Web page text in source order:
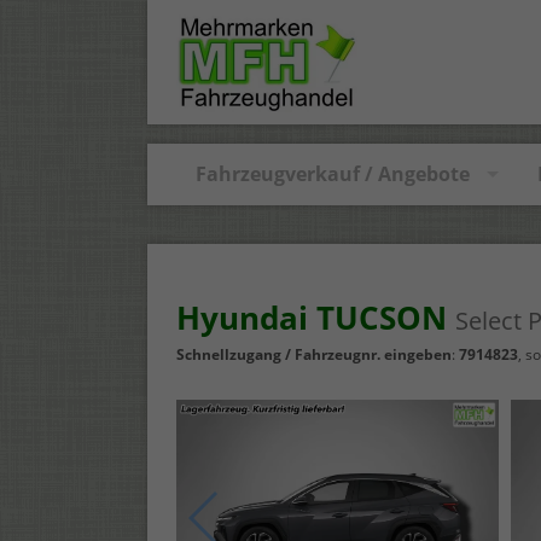
Fahrzeugverkauf / Angebote
Hyundai TUCSON Select
Schnellzugang / Fahrzeugnr. eingeben: 7914823,